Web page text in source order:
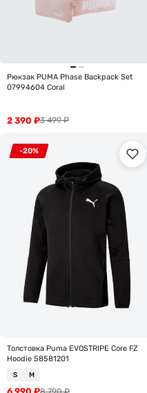
Рюкзак PUMA Phase Backpack Set
07994604 Coral
3 499₽
2 390 ₽
-20%
Толстовка Puma EVOSTRIPE Core FZ
Hoodie 58581201
S M